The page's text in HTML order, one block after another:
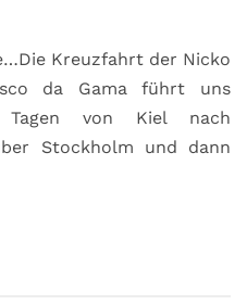
Kreuzfahrt der Nicko
da Gama führt uns
von Kiel nach
Stockholm und dann